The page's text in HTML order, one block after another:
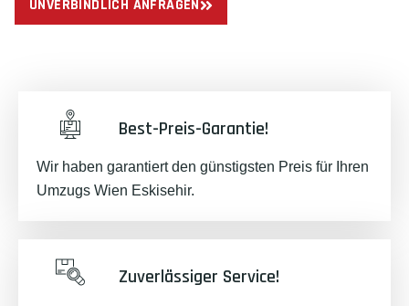
UNVERBINDLICH ANFRAGEN
Best-Preis-Garantie!
Wir haben garantiert den günstigsten Preis für Ihren
Umzugs Wien Eskisehir.
Zuverlässiger Service!